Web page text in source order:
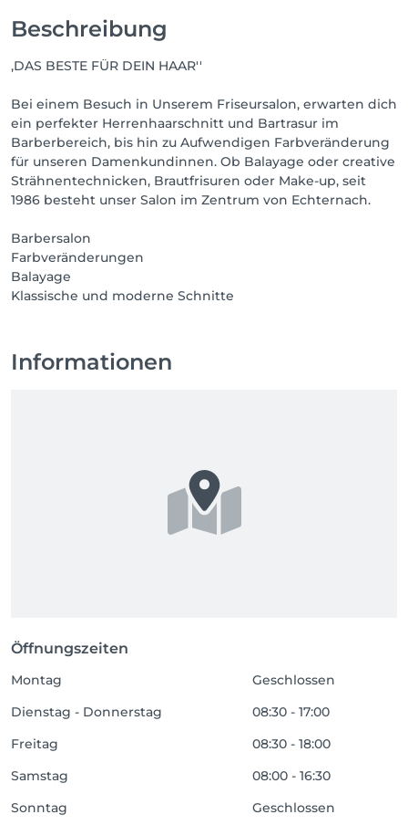
Beschreibung
,DAS BESTE FÜR DEIN HAAR''
Bei einem Besuch in Unserem Friseursalon, erwarten dich
ein perfekter Herrenhaarschnitt und Bartrasur im
Barberbereich, bis hin zu Aufwendigen Farbveränderung
für unseren Damenkundinnen. Ob Balayage oder creative
Strähnentechnicken, Brautfrisuren oder Make-up, seit
1986 besteht unser Salon im Zentrum von Echternach.
Barbersalon
Farbveränderungen
Balayage
Klassische und moderne Schnitte
Informationen
Öffnungszeiten
Montag
Geschlossen
Dienstag - Donnerstag
08:30 - 17:00
Freitag
08:30 - 18:00
Samstag
08:00 - 16:30
Sonntag
Geschlossen